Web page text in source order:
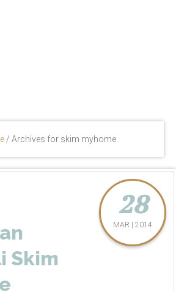
/ Archives for skim myhome
Skim
28
MAR | 2014